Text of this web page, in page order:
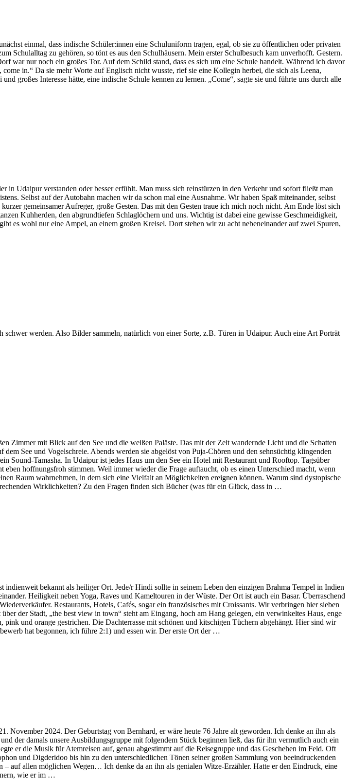
einmal, dass indische Schüler:innen eine Schuluniform tragen, egal, ob sie zu öffentlichen oder privaten
Schulalltag zu gehören, so tönt es aus den Schulhäusern. Mein erster Schulbesuch kam unverhofft. Gestern.
war nur noch ein großes Tor. Auf dem Schild stand, dass es sich um eine Schule handelt. Während ich davor
in.“ Da sie mehr Worte auf Englisch nicht wusste, rief sie eine Kollegin herbei, die sich als Leena,
großes Interesse hätte, eine indische Schule kennen zu lernen. „Come“, sagte sie und führte uns durch alle
Udaipur verstanden oder besser erfühlt. Man muss sich reinstürzen in den Verkehr und sofort fließt man
Selbst auf der Autobahn machen wir da schon mal eine Ausnahme. Wir haben Spaß miteinander, selbst
gemeinsamer Aufreger, große Gesten. Das mit den Gesten traue ich mich noch nicht. Am Ende löst sich
Kuhherden, den abgrundtiefen Schlaglöchern und uns. Wichtig ist dabei eine gewisse Geschmeidigkeit,
es wohl nur eine Ampel, an einem großen Kreisel. Dort stehen wir zu acht nebeneinander auf zwei Spuren,
werden. Also Bilder sammeln, natürlich von einer Sorte, z.B. Türen in Udaipur. Auch eine Art Porträt
Zimmer mit Blick auf den See und die weißen Paläste. Das mit der Zeit wandernde Licht und die Schatten
See und Vogelschreie. Abends werden sie abgelöst von Puja-Chören und den sehnsüchtig klingenden
Tamasha. In Udaipur ist jedes Haus um den See ein Hotel mit Restaurant und Rooftop. Tagsüber
hoffnungsfroh stimmen. Weil immer wieder die Frage auftaucht, ob es einen Unterschied macht, wenn
Raum wahrnehmen, in dem sich eine Vielfalt an Möglichkeiten ereignen können. Warum sind dystopische
Wirklichkeiten? Zu den Fragen finden sich Bücher (was für ein Glück, dass in …
bekannt als heiliger Ort. Jede/r Hindi sollte in seinem Leben den einzigen Brahma Tempel in Indien
Heiligkeit neben Yoga, Raves und Kameltouren in der Wüste. Der Ort ist auch ein Basar. Überraschend
Restaurants, Hotels, Cafés, sogar ein französisches mit Croissants. Wir verbringen hier sieben
der Stadt, „the best view in town“ steht am Eingang, hoch am Hang gelegen, ein verwinkeltes Haus, enge
und orange gestrichen. Die Dachterrasse mit schönen und kitschigen Tüchern abgehängt. Hier sind wir
hat begonnen, ich führe 2:1) und essen wir. Der erste Ort der …
2024. Der Geburtstag von Bernhard, er wäre heute 76 Jahre alt geworden. Ich denke an ihn als
der damals unsere Ausbildungsgruppe mit folgendem Stück beginnen ließ, das für ihn vermutlich auch ein
er die Musik für Atemreisen auf, genau abgestimmt auf die Reisegruppe und das Geschehen im Feld. Oft
und Digderidoo bis hin zu den unterschiedlichen Tönen seiner großen Sammlung von beeindruckenden
auf allen möglichen Wegen… Ich denke da an ihn als genialen Witze-Erzähler. Hatte er den Eindruck, eine
wie er im …